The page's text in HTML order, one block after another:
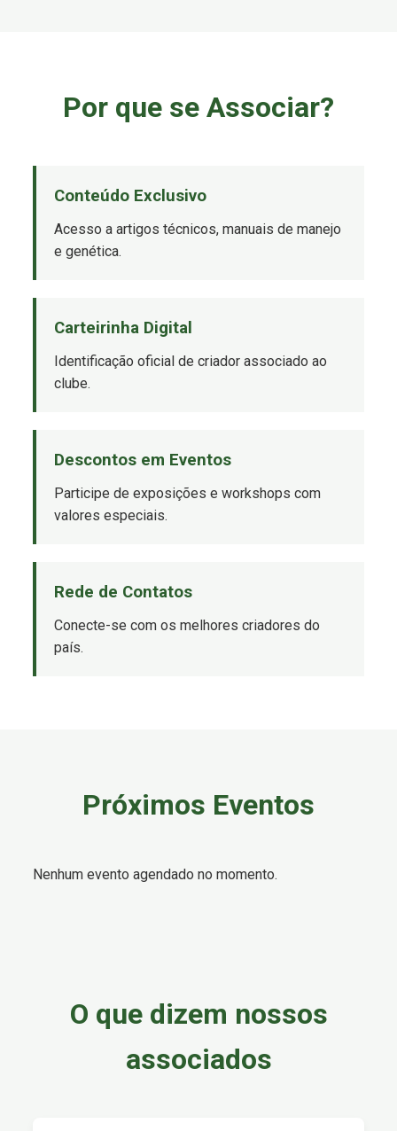
Por que se Associar?
Conteúdo Exclusivo
Acesso a artigos técnicos, manuais de manejo
e genética.
Carteirinha Digital
Identificação oficial de criador associado ao
clube.
Descontos em Eventos
Participe de exposições e workshops com
valores especiais.
Rede de Contatos
Conecte-se com os melhores criadores do
país.
Próximos Eventos
Nenhum evento agendado no momento.
O que dizem nossos
associados